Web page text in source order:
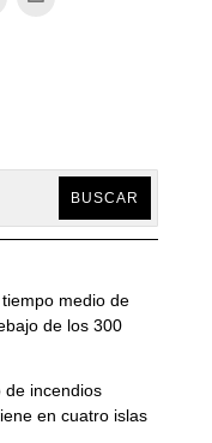
BUSCAR
medio de
de los 300
de incendios
en cuatro islas